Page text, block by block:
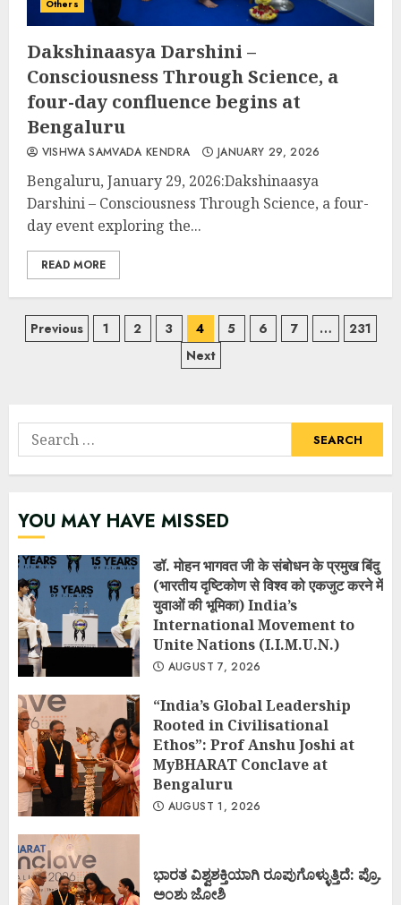
Others
Dakshinaasya Darshini –
Consciousness Through Science, a
four-day confluence begins at
Bengaluru
VISHWA SAMVADA KENDRA JANUARY 29, 2026
Bengaluru, January 29, 2026:Dakshinaasya
Darshini – Consciousness Through Science, a four-
day event exploring the...
READ MORE
Posts
Previous 1 2 3 4 5 6 7 …
231
Next
Search
for:
YOU MAY HAVE MISSED
डॉ. मोहन भागवत जी के संबोधन के प्रमुख बिंदु
(भारतीय दृष्टिकोण से विश्व को एकजुट करने में
युवाओं की भूमिका) India’s
International Movement to
Unite Nations (I.I.M.U.N.)
AUGUST 7, 2026
“India’s Global Leadership
Rooted in Civilisational
Ethos”: Prof Anshu Joshi at
MyBHARAT Conclave at
Bengaluru
AUGUST 1, 2026
ಭಾರತ ವಿಶ್ವಶಕ್ತಿಯಾಗಿ ರೂಪುಗೊಳ್ಳುತ್ತಿದೆ: ಪ್ರೊ.
ಅಂಶು ಜೋಶಿ